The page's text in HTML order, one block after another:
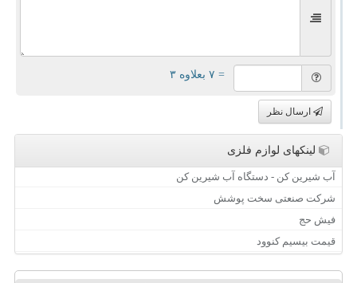
= ۷ بعلاوه ۳
ارسال نظر
لینکهای لوازم فلزی
آب شیرین کن - دستگاه آب شیرین کن
شرکت صنعتی سخت پوشش
فیش حج
قیمت بیسیم کنوود